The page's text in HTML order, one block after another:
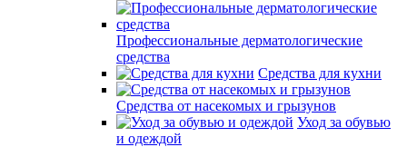
Профессиональные дерматологические
средства
Средства для кухни
Средства от насекомых и грызунов
Уход за обувью
и одеждой